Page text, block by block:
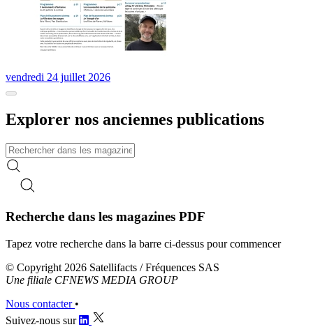
vendredi 24 juillet 2026
Explorer nos anciennes publications
Recherche dans les magazines PDF
Tapez votre recherche dans la barre ci-dessus pour commencer
© Copyright 2026 Satellifacts / Fréquences SAS
Une filiale CFNEWS MEDIA GROUP
Nous contacter •
Suivez-nous sur